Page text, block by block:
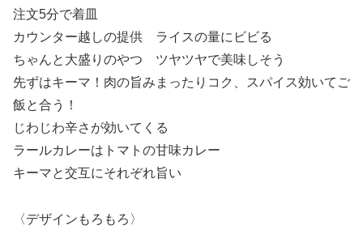
注文5分で着皿
カウンター越しの提供 ライスの量にビビる
ちゃんと大盛りのやつ ツヤツヤで美味しそう
先ずはキーマ！肉の旨みまったりコク、スパイス効いてご
飯と合う！
じわじわ辛さが効いてくる
ラールカレーはトマトの甘味カレー
キーマと交互にそれぞれ旨い
〈デザインもろもろ〉